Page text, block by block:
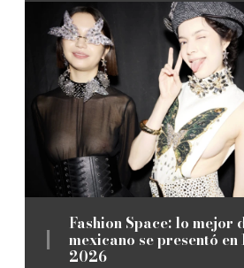
Fashion Space: lo mejor
mexicano se presentó
2026